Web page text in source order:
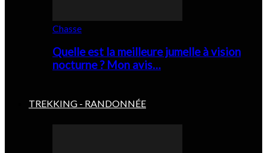
Chasse
Quelle est la meilleure jumelle à vision
nocturne ? Mon avis…
TREKKING - RANDONNÉE